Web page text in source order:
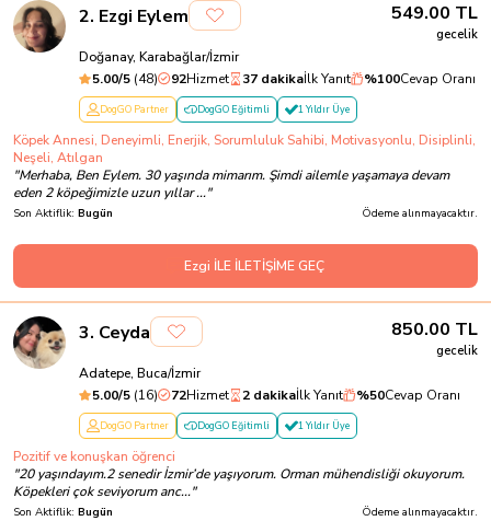
2. Ezgi Eylem 549.00 TL
gecelik
Doğanay, Karabağlar/İzmir
5.00/5 (48) 92Hizmet 37 dakikaİlk Yanıt %100Cevap Oranı
DogGO Partner DogGO Eğitimli 1 Yıldır Üye
Köpek Annesi, Deneyimli, Enerjik, Sorumluluk Sahibi, Motivasyonlu, Disiplinli,
Neşeli, Atılgan
"Merhaba, Ben Eylem. 30 yaşında mimarım. Şimdi ailemle yaşamaya devam
eden 2 köpeğimizle uzun yıllar ..."
Son Aktiflik: Bugün Ödeme alınmayacaktır.
Ezgi İLE İLETİŞİME GEÇ
3. Ceyda 850.00 TL
gecelik
Adatepe, Buca/İzmir
5.00/5 (16) 72Hizmet 2 dakikaİlk Yanıt %50Cevap Oranı
DogGO Partner DogGO Eğitimli 1 Yıldır Üye
Pozitif ve konuşkan öğrenci
"20 yaşındayım.2 senedir İzmir’de yaşıyorum. Orman mühendisliği okuyorum.
Köpekleri çok seviyorum anc..."
Son Aktiflik: Bugün Ödeme alınmayacaktır.